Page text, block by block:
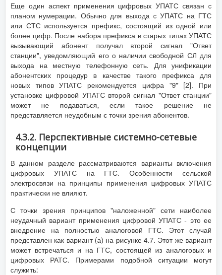
Еще один аспект применения цифровых УПАТС связан с
планом нумерации. Обычно для выхода с УПАТС на ГТС
или СТС используется префикс, состоящий из одной или
более цифр. После набора префикса в старых типах УПАТС
вызывающий абонент получал второй сигнал "Ответ
станции", уведомляющий его о наличии свободной СЛ для
выхода на местную телефонную сеть. Для унификации
абонентских процедур в качестве такого префикса для
новых типов УПАТС рекомендуется цифра "9" [2]. При
установке цифровой УПАТС второй сигнал "Ответ станции"
может не подаваться, если такое решение не
представляется неудобным с точки зрения абонентов.
4.3.2. Перспективные системно-сетевые
концепции
В данном разделе рассматриваются варианты включения
цифровых УПАТС на ГТС. Особенности сельской
электросвязи на принципы применения цифровых УПАТС
практически не влияют.
С точки зрения принципов "наложенной" сети наиболее
неудачный вариант применения цифровой УПАТС - это ее
внедрение на полностью аналоговой ГТС. Этот случай
представлен как вариант (а) на рисунке 4.7. Этот же вариант
может встречаться и на ГТС, состоящей из аналоговых и
цифровых РАТС. Примерами подобной ситуации могут
служить: